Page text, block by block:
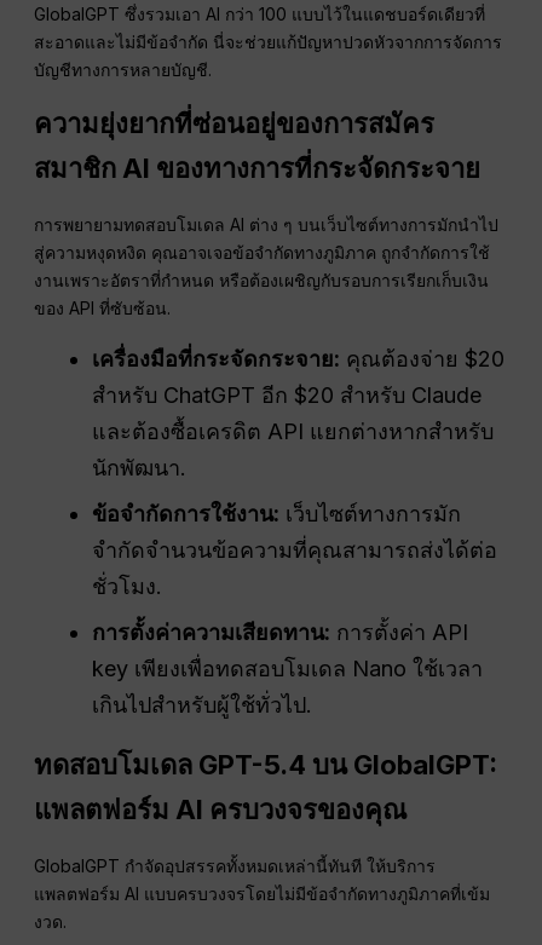
GlobalGPT ซึ่งรวมเอา AI กว่า 100 แบบไว้ในแดชบอร์ดเดียวที่
สะอาดและไม่มีข้อจำกัด นี่จะช่วยแก้ปัญหาปวดหัวจากการจัดการ
บัญชีทางการหลายบัญชี.
ความยุ่งยากที่ซ่อนอยู่ของการสมัคร
สมาชิก AI ของทางการที่กระจัดกระจาย
การพยายามทดสอบโมเดล AI ต่าง ๆ บนเว็บไซต์ทางการมักนำไป
สู่ความหงุดหงิด คุณอาจเจอข้อจำกัดทางภูมิภาค ถูกจำกัดการใช้
งานเพราะอัตราที่กำหนด หรือต้องเผชิญกับรอบการเรียกเก็บเงิน
ของ API ที่ซับซ้อน.
เครื่องมือที่กระจัดกระจาย: คุณต้องจ่าย $20
สำหรับ ChatGPT อีก $20 สำหรับ Claude
และต้องซื้อเครดิต API แยกต่างหากสำหรับ
นักพัฒนา.
ข้อจำกัดการใช้งาน: เว็บไซต์ทางการมัก
จำกัดจำนวนข้อความที่คุณสามารถส่งได้ต่อ
ชั่วโมง.
การตั้งค่าความเสียดทาน: การตั้งค่า API
key เพียงเพื่อทดสอบโมเดล Nano ใช้เวลา
เกินไปสำหรับผู้ใช้ทั่วไป.
ทดสอบโมเดล GPT-5.4 บน GlobalGPT:
แพลตฟอร์ม AI ครบวงจรของคุณ
GlobalGPT กำจัดอุปสรรคทั้งหมดเหล่านี้ทันที ให้บริการ
แพลตฟอร์ม AI แบบครบวงจรโดยไม่มีข้อจำกัดทางภูมิภาคที่เข้ม
งวด.